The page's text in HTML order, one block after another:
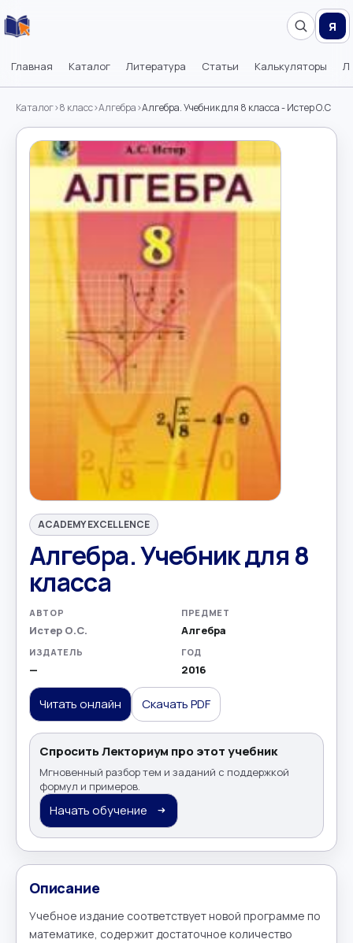
Главная Каталог Литература Статьи Калькуляторы
Я
Каталог›8 класс›Алгебра›Алгебра. Учебник для 8 класса - Истер О.С
ACADEMY EXCELLENCE
Алгебра. Учебник для 8
класса
АВТОР
Истер О.С.
ПРЕДМЕТ
Алгебра
ИЗДАТЕЛЬ
—
ГОД
2016
Читать онлайн Скачать PDF
Спросить Лекториум про этот учебник
Мгновенный разбор тем и заданий с поддержкой
формул и примеров.
Начать обучение
Описание
Учебное издание соответствует новой программе по
математике, содержит достаточное количество